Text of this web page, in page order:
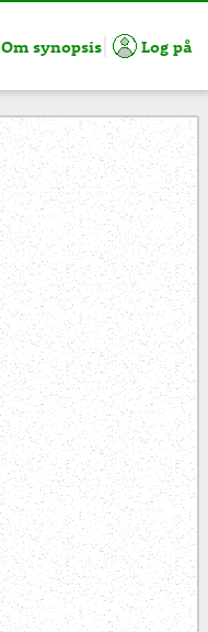
Om synopsis Log på